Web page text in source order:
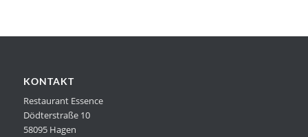
KONTAKT
Restaurant Essence
Dödterstraße 10
58095 Hagen